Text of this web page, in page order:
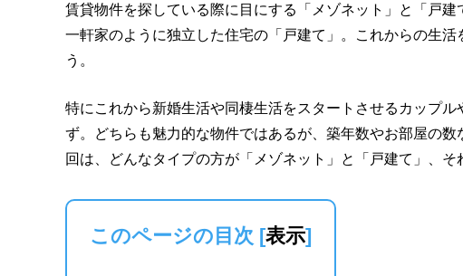
賃貸物件を探している際に目にする「メゾネット」と「戸
一軒家のように独立した住宅の「戸建て」。これからの生
う。
特にこれから新婚生活や同棲生活をスタートさせるカップ
ず。どちらも魅力的な物件ではあるが、築年数やお部屋の
回は、どんなタイプの方が「メゾネット」と「戸建て」、そ
このページの目次 [表示]